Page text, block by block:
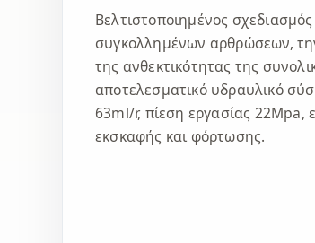
Βελτιστοποιημένος
συγκολλημένων αρθρώσεων,
της ανθεκτικότητας της
αποτελεσματικό υδραυλικό
63ml/r, πίεση εργασίας 22Mpa,
εκσκαφής και φόρτωσης.